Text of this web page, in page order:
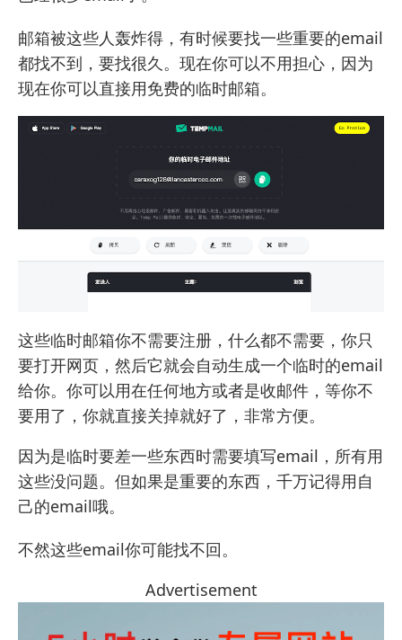
邮箱被这些人轰炸得，有时候要找一些重要的email
都找不到，要找很久。现在你可以不用担心，因为
现在你可以直接用免费的临时邮箱。
这些临时邮箱你不需要注册，什么都不需要，你只
要打开网页，然后它就会自动生成一个临时的email
给你。你可以用在任何地方或者是收邮件，等你不
要用了，你就直接关掉就好了，非常方便。
因为是临时要差一些东西时需要填写email，所有用
这些没问题。但如果是重要的东西，千万记得用自
己的email哦。
不然这些email你可能找不回。
Advertisement